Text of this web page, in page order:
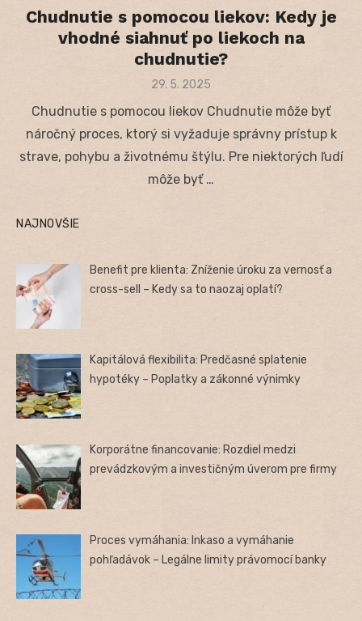
Chudnutie s pomocou liekov: Kedy je
vhodné siahnuť po liekoch na
chudnutie?
Posted
29. 5. 2025
Chudnutie s pomocou liekov Chudnutie môže byť
náročný proces, ktorý si vyžaduje správny prístup k
strave, pohybu a životnému štýlu. Pre niektorých ľudí
môže byť …
NAJNOVŠIE
Benefit pre klienta: Zníženie úroku za vernosť a
cross-sell – Kedy sa to naozaj oplatí?
Kapitálová flexibilita: Predčasné splatenie
hypotéky – Poplatky a zákonné výnimky
Korporátne financovanie: Rozdiel medzi
prevádzkovým a investičným úverom pre firmy
Proces vymáhania: Inkaso a vymáhanie
pohľadávok – Legálne limity právomocí banky